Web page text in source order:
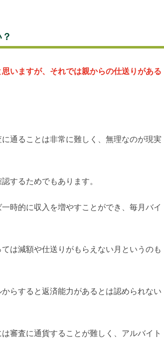
いますが、それでは親からの仕送りがある
通ることは非常に難しく、無理なのが現実
するためでもあります。
時的に収入を増やすことができ、毎月バイ
は減額や仕送りがもらえない月というのも
らすると返済能力があるとは認められない
審査に通貨することが難しく、アルバイト